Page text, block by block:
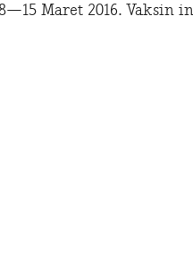
Maret 2016. Vaksin